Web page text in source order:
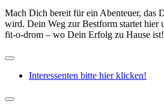
Mach Dich bereit für ein Abenteuer, das
wird. Dein Weg zur Bestform startet hier
fit-o-drom – wo Dein Erfolg zu Hause ist!
Interessenten bitte hier klicken!